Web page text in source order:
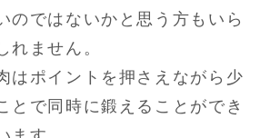
のではないかと思う方もいら
れません。
はポイントを押さえながら少
とで同時に鍛えることができ